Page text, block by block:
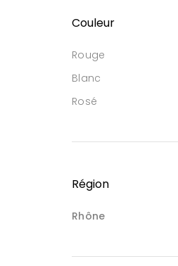
Couleur
Rouge
Blanc
Rosé
Région
Rhône